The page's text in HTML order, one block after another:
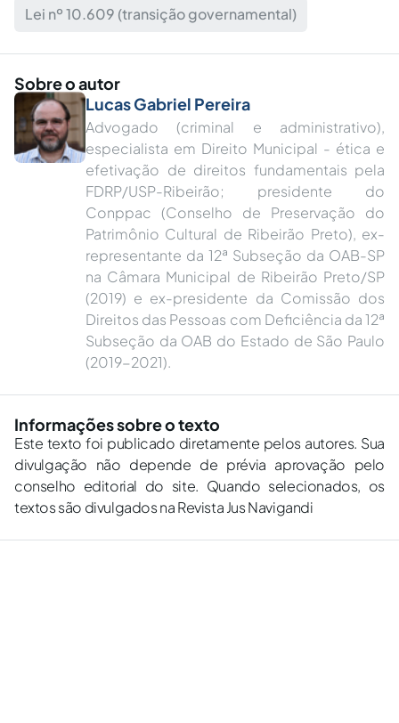
Lei nº 10.609 (transição governamental)
Sobre o autor
Lucas Gabriel Pereira
Advogado (criminal e administrativo),
especialista em Direito Municipal - ética e
efetivação de direitos fundamentais pela
FDRP/USP-Ribeirão; presidente do
Conppac (Conselho de Preservação do
Patrimônio Cultural de Ribeirão Preto), ex-
representante da 12ª Subseção da OAB-SP
na Câmara Municipal de Ribeirão Preto/SP
(2019) e ex-presidente da Comissão dos
Direitos das Pessoas com Deficiência da 12ª
Subseção da OAB do Estado de São Paulo
(2019-2021).
Informações sobre o texto
Este texto foi publicado diretamente pelos autores. Sua
divulgação não depende de prévia aprovação pelo
conselho editorial do site. Quando selecionados, os
textos são divulgados na Revista Jus Navigandi